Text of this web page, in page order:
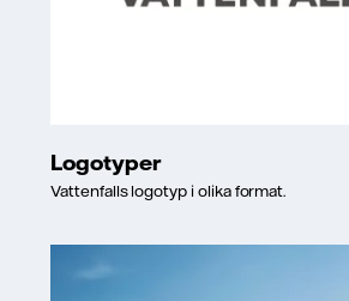
Logotyper
Vattenfalls logotyp i olika format.